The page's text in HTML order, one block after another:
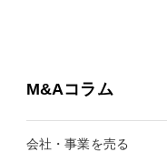
M&Aコラム
会社・事業を売る